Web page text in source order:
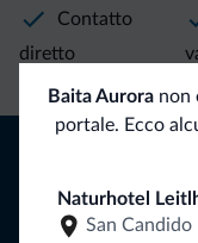
Baita Aurora non
portale. Ecco
Naturhotel
San Candido
Contatto
diretto
Riceverai